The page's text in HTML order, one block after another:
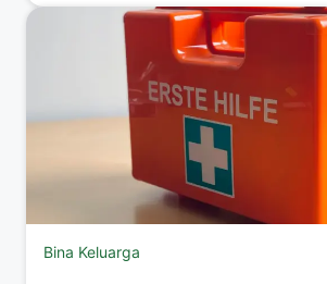
Bina Keluarga